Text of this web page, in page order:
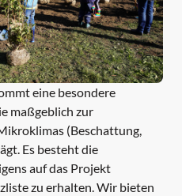
eine besondere
maßgeblich zur
(Beschattung,
Es besteht die
auf das Projekt
zu erhalten. Wir bieten